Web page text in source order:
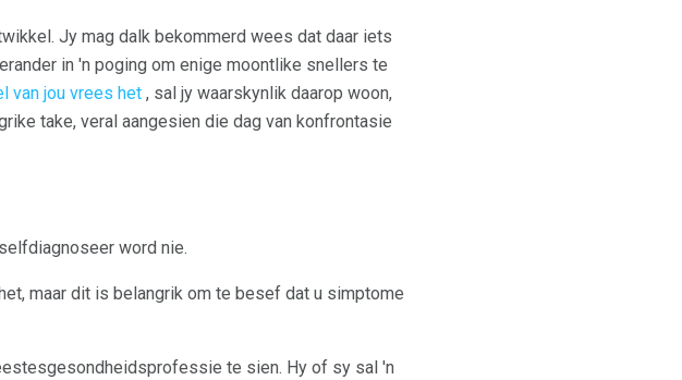
Jy mag dalk bekommerd wees dat daar iets
in 'n poging om enige moontlike snellers te
van jou vrees het , sal jy waarskynlik daarop woon,
take, veral aangesien die dag van konfrontasie
word nie.
maar dit is belangrik om te besef dat u simptome
te sien. Hy of sy sal 'n